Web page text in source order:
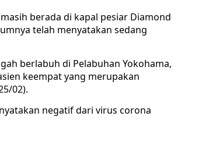
berada di kapal pesiar Diamond
telah menyatakan sedang
berlabuh di Pelabuhan Yokohama,
keempat yang merupakan
02).
negatif dari virus corona